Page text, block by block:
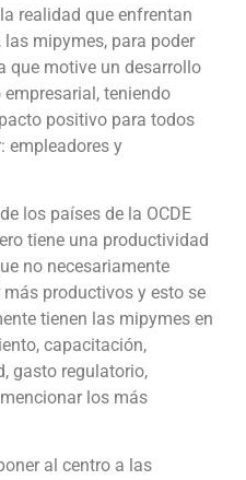
realidad que enfrentan
las mipymes, para poder
que motive un desarrollo
teniendo
positivo para todos
empleadores y
los países de la OCDE
tiene una productividad
no necesariamente
productivos y esto se
tienen las mipymes en
capacitación,
gasto regulatorio,
los más
al centro a las